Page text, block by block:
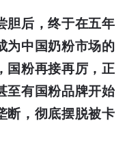
胆后，终于在五年
为中国奶粉市场的
国粉再接再厉，正
至有国粉品牌开始
断，彻底摆脱被卡